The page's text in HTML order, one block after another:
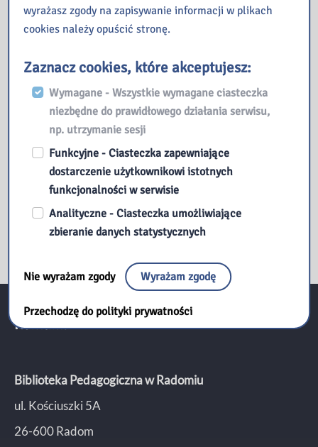
Kopernik – czyli kosmiczna podróż w nieznane
ManiaLAB w bibliotece
Jak oni pracują, czyli poznajemy pracę bibliotekarza od
kulis – zajęcia dla młodzieży
Finał 1. edycji konkursu „Gwiazdki 2026” w Galerii
„Przecinek i Kropka”
Co działo się w naszej Bibliotece w mijającym tygodniu?
Kontakt:
Biblioteka Pedagogiczna w Radomiu
ul. Kościuszki 5A
26-600 Radom
wyrażasz zgody na zapisywanie informacji w plikach
cookies należy opuścić stronę.
Zaznacz cookies, które akceptujesz:
Wymagane - Wszystkie wymagane ciasteczka
niezbędne do prawidłowego działania serwisu,
np. utrzymanie sesji
Funkcyjne - Ciasteczka zapewniające
dostarczenie użytkownikowi istotnych
funkcjonalności w serwisie
Analityczne - Ciasteczka umożliwiające
zbieranie danych statystycznych
Nie wyrażam zgody Wyrażam zgodę
Przechodzę do polityki prywatności